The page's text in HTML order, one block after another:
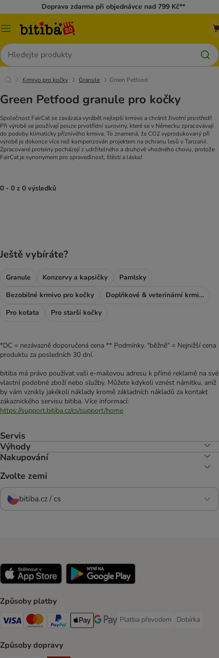
Doprava zdarma při objednávce nad 799 Kč**
Kategorie
Hledat
Krmivo pro kočky Granule Green Petfood
Green Petfood granule pro kočky
Společnost FairCat se zavázala vyrábět nejlepší krmivo a chránit životní prostředí!
Při výrobě se používají pouze prvotřídní suroviny, které se v Německu zpracovávají
do podoby klimaticky příznivého krmiva. To znamená, že CO2 vyprodukovaný při
výrobě je dokonce více než kompenzován projektem na ochranu lesů v Tanzanii.
Zpracované proteiny pocházejí z udržitelného a druhově vhodného chovu, protože
FairCat je synonymem pro spravedlnost, štěstí a lásku!
0 - 0 z 0 výsledků
Ještě vybíráte?
Granule Konzervy a kapsičky
Pamlsky
Bezobilné krmivo pro kočky
Doplňkové & veterinární krmivo
Pro koťata
Pro starší kočky
*DC = nezávazně doporučená cena ** Podmínky. "běžně" = Nejnižší cena
produktu za posledních 30 dní.
bitiba má právo používat vaši e-mailovou adresu k přímé reklamě na své
vlastní podobné zboží nebo služby. Můžete kdykoli vznést námitku, aniž
by vám vznikly jakékoli náklady kromě základních nákladů za kontakt
zákaznického servisu bitiba. Více informací:
https://support.bitiba.cz/cs/support/home
Servis
Výhody
Nakupování
Zvolte zemi
bitiba.cz / cs
Způsoby platby
Visa Payment Method
mastercard Payment Method
PayPal Payment Method
Apple pay Payment Method
Google Pay Payment Method
Platba převodem
Platba převodem Payment
Dobírka
Dobírka
Způsoby dopravy